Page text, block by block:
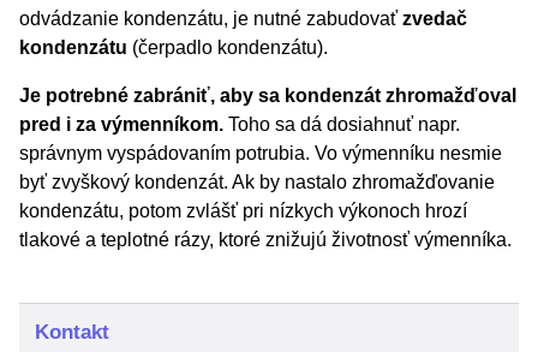
odvádzanie kondenzátu, je nutné zabudovať zvedač
kondenzátu (čerpadlo kondenzátu).
Je potrebné zabrániť, aby sa kondenzát zhromažďoval
pred i za výmenníkom. Toho sa dá dosiahnuť napr.
správnym vyspádovaním potrubia. Vo výmenníku nesmie
byť zvyškový kondenzát. Ak by nastalo zhromažďovanie
kondenzátu, potom zvlášť pri nízkych výkonoch hrozí
tlakové a teplotné rázy, ktoré znižujú životnosť výmenníka.
Kontakt